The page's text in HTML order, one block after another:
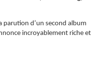
parution d’un second album
incroyablement riche et